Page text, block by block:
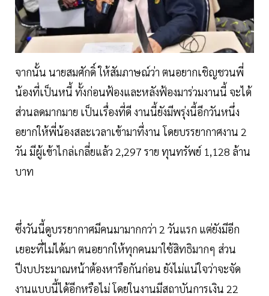
จากนั้น นายสมศักดิ์ ให้สัมภาษณ์ว่า ตนอยากเชิญชวนพี่
น้องที่เป็นหนี้ ทั้งก่อนฟ้องและหลังฟ้องมาร่วมงานนี้ จะได้
ส่วนลดมากมาย เป็นเรื่องที่ดี งานนี้ยังมีพรุ่งนี้อีกวันหนึ่ง
อยากให้พี่น้องสละเวลาเข้ามาที่งาน โดยบรรยากาศงาน 2
วัน มีผู้เข้าไกล่เกลี่ยแล้ว 2,297 ราย ทุนทรัพย์ 1,128 ล้าน
บาท
ซึ่งวันนี้ดูบรรยากาศมีคนมามากกว่า 2 วันแรก แต่ยังมีอีก
เยอะที่ไม่ได้มา ตนอยากให้ทุกคนมาใช้สิทธิมากๆ ส่วน
ปีงบประมาณหน้าต้องหารือกันก่อน ยังไม่แน่ใจว่าจะจัด
งานแบบนี้ได้อีกหรือไม่ โดยในงานมีสถาบันการเงิน 22